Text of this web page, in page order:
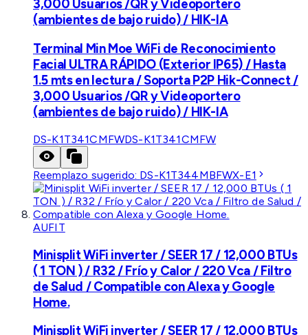
3,000 Usuarios /QR y Videoportero
(ambientes de bajo ruido) / HIK-IA
Terminal Min Moe WiFi de Reconocimiento
Facial ULTRA RÁPIDO (Exterior IP65) / Hasta
1.5 mts en lectura / Soporta P2P Hik-Connect /
3,000 Usuarios /QR y Videoportero
(ambientes de bajo ruido) / HIK-IA
DS-K1T341CMFWDS-K1T341CMFW
Reemplazo sugerido: DS-K1T344MBFWX-E1
AUFIT
Minisplit WiFi inverter / SEER 17 / 12,000 BTUs
( 1 TON ) / R32 / Frío y Calor / 220 Vca / Filtro
de Salud / Compatible con Alexa y Google
Home.
Minisplit WiFi inverter / SEER 17 / 12,000 BTUs